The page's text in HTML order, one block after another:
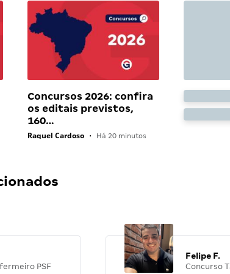
Concursos 2026: confira
os editais previstos,
160…
Raquel Cardoso • Há 20 minutos
PSF
Felipe F.
Concurso